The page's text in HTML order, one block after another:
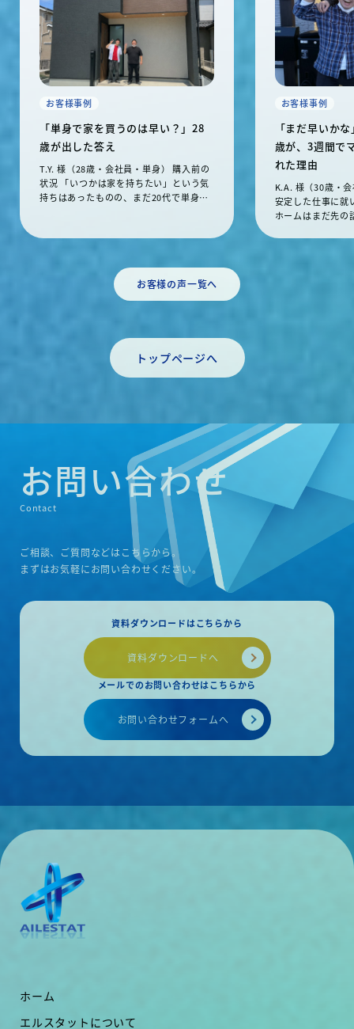
お客様事例
「単身で家を買うのは早い？」28
歳が出した答え
T.Y. 様（28歳・会社員・単身） 購入前の
状況 「いつかは家を持ちたい」という気
持ちはあったものの、まだ20代で単身と
いうちに大きな買い物をするのは、なん
たそうです。 「今買う理由」が見えた瞬
間 弊社スタッフとの話の中で気づいたの
は、「独身のうちに買う方が、ローン審
用と比較したとき、「待つことにもコス
トがある」という考え方が腑に落ちたと
言います。 「自分のための家」という選
ンの打ち合わせ・契約申込まで進みまし
た。「自分だけの空間を持てるというの
が、想像以上にモチベーションになっ
た」という言葉が印象的でした。 担当者
コメント 「T.Y. 様のように、単身・20代
でのご購入は実は珍しくありません。む
しろ早く動いた方が選択肢も広い。迷っ
ている方の背中を、少しでも押せればと
思っています。」（担当：笹本・長原）
物件概要 ・種別：新築建築 ・ご契約：20
24年10月
お客様事例
「まだ早いか
歳が、3週間で
れた理由
K.A. 様（30歳・
安定した仕事に就
ホームはまだ先の
せも経て、初回の
「もっと時間がか
ど、いざ動いて
った」と振り返
ント 「K.A. 様は
断がとても明確
います。」（担
別：新築建築 ・
お客様の声一覧へ
トップページへ
お問い合わせ
Contact
ご相談、ご質問などはこちらから。
まずはお気軽にお問い合わせください。
資料ダウンロードはこちらから
資料ダウンロードへ
メールでのお問い合わせはこちらから
お問い合わせフォームへ
ホーム
エルスタットについて